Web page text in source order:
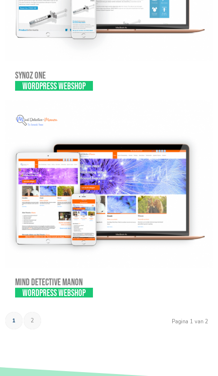
Synoz one
WordPress Webshop
Mind Detective Manon
WordPress webshop
Pagina 1 van 2
1 2